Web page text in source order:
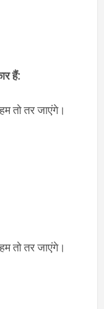
हैं:
तो तर जाएंगे।
तो तर जाएंगे।